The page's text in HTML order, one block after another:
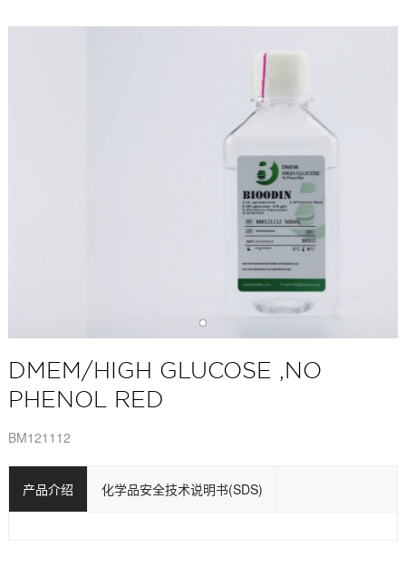
DMEM/HIGH GLUCOSE ,NO
PHENOL RED
BM121112
产品介绍 化学品安全技术说明书(SDS)